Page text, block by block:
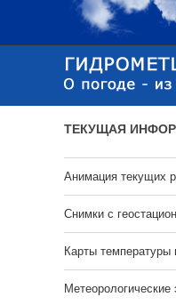
ТЕКУЩАЯ
Анимация текущих
Cнимки с
Карты